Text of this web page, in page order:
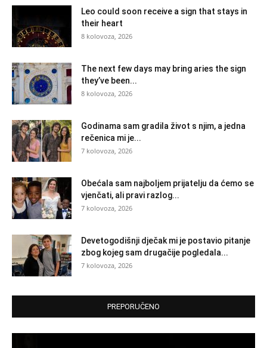
Leo could soon receive a sign that stays in
their heart
8 kolovoza, 2026
The next few days may bring aries the sign
they’ve been...
8 kolovoza, 2026
Godinama sam gradila život s njim, a jedna
rečenica mi je...
7 kolovoza, 2026
Obećala sam najboljem prijatelju da ćemo se
vjenčati, ali pravi razlog...
7 kolovoza, 2026
Devetogodišnji dječak mi je postavio pitanje
zbog kojeg sam drugačije pogledala...
7 kolovoza, 2026
PREPORUČENO